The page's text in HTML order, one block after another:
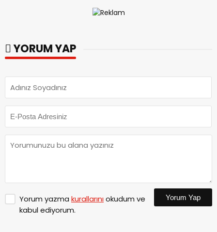
YORUM YAP
Yorum yazma kurallarınıokudum ve
kabul ediyorum.
Yorum Yap